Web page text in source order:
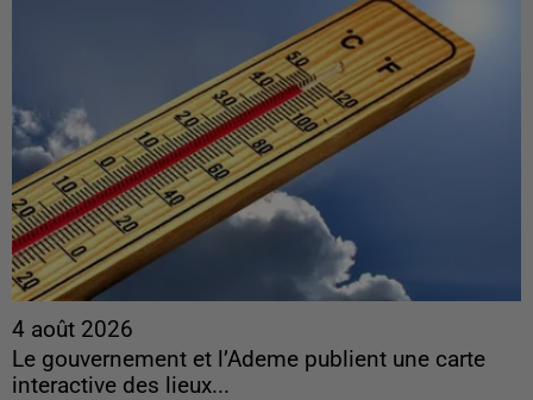
4 août 2026
Le gouvernement et l’Ademe publient une carte
interactive des lieux...